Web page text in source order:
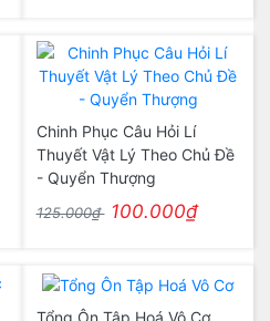
Chinh Phục Câu Hỏi Lí
Thuyết Vật Lý Theo Chủ Đề
- Quyển Thượng
125.000₫ 100.000₫
Tổng Ôn Tập Hoá Vô Cơ